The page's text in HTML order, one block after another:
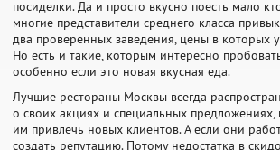
посиделки. Да и просто вкусно поесть мало
многие представители среднего класса
два проверенных заведения, цены в которых
Но есть и такие, которым интересно
особенно если это новая вкусная еда.
Лучшие рестораны Москвы всегда
о своих акциях и специальных предложениях,
им привлечь новых клиентов. А если они
создать репутацию. Потому недостатка в